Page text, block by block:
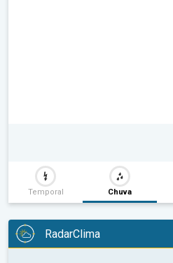
Temporal Chuva
RadarClima